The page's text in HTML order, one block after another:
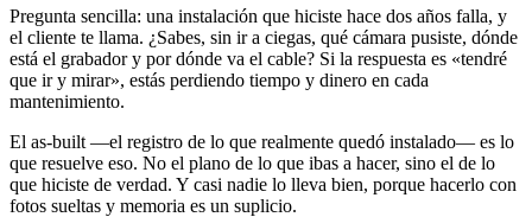
Pregunta sencilla: una instalación que hiciste hace dos años falla, y
el cliente te llama. ¿Sabes, sin ir a ciegas, qué cámara pusiste, dónde
está el grabador y por dónde va el cable? Si la respuesta es «tendré
que ir y mirar», estás perdiendo tiempo y dinero en cada
mantenimiento.
El as-built —el registro de lo que realmente quedó instalado— es lo
que resuelve eso. No el plano de lo que ibas a hacer, sino el de lo
que hiciste de verdad. Y casi nadie lo lleva bien, porque hacerlo con
fotos sueltas y memoria es un suplicio.